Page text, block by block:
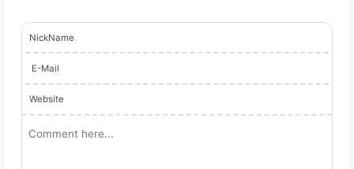
NickName
E-Mail
Website